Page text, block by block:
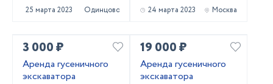
25 марта 2023 Одинцово 24 марта 2023 Москва
3 000 ₽
Аренда гусеничного
экскаватора
19 000 ₽
Аренда гусеничного
экскаватора